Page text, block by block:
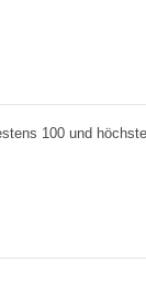
100 und